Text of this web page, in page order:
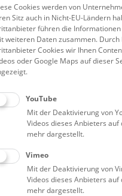
zur Hallstattzeit
ist nach der Steinzeit und der
große vorgeschichtliche
Gräberfeld im Hallstätter
Durch den neuen
9. Jh. v. Chr. in ganz
tiefgreifenden
Tendenzen zur
und politischer Macht
Schichtung treten deutlich
Epochen
Cookies werden von
Sitz auch in Nicht-EU-Ländern
führen die
weiteren Daten zusammen.
Cookies wir Ihnen
oder Google Maps auf dieser
YouTube
Mit der Deaktivierung von
Videos dieses Anbieters auf
mehr dargestellt.
Vimeo
Mit der Deaktivierung von
Videos dieses Anbieters auf
mehr dargestellt.